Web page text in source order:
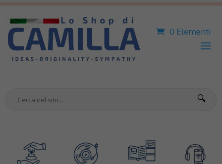
0 Elementi
🔍